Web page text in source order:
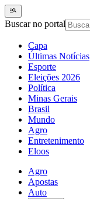
Buscar no portal
Capa
Últimas Notícias
Esporte
Eleições 2026
Política
Minas Gerais
Brasil
Mundo
Agro
Entretenimento
Eloos
Agro
Apostas
Auto